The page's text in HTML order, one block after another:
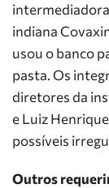
indiana
usou o banco
pasta. Os
diretores da
e Luiz
possíveis
Outros